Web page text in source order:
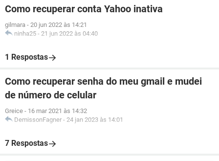
Como recuperar conta Yahoo inativa
gilmara - 20 jun 2022 às 14:21
ninha25 - 21 jun 2022 às 04:40
1 Respostas
Como recuperar senha do meu gmail e mudei
de número de celular
Greice - 16 mar 2021 às 14:32
DemissonFagner - 24 jan 2023 às 14:01
7 Respostas